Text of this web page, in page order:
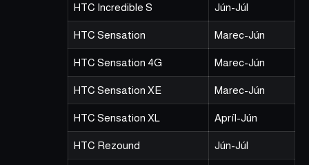
HTC Incredible S Jún-Júl
HTC Sensation Marec-Jún
HTC Sensation 4G Marec-Jún
HTC Sensation XE Marec-Jún
HTC Sensation XL Apríl-Jún
HTC Rezound Jún-Júl